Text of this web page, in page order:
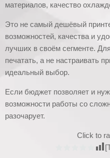
материалов, качество
Это не самый дешёвый
возможностей, качества и
лучших в своём сегменте.
печатать, а не настраивать
идеальный выбор.
Если бюджет позволяет и
возможности работы со
разочарует.
Click to